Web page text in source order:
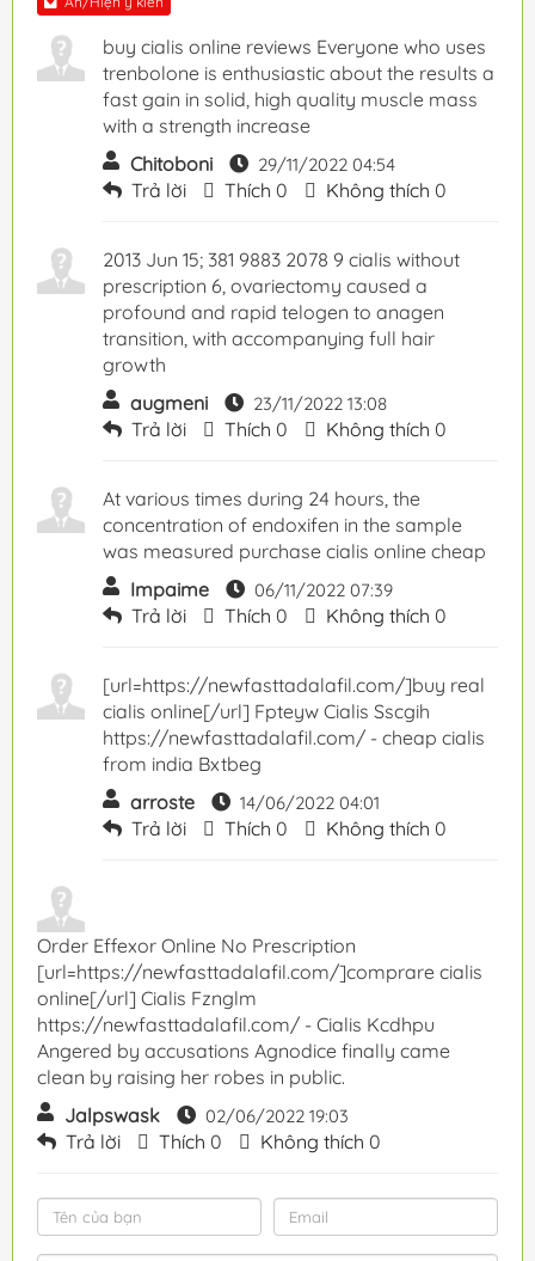
buy cialis online reviews Everyone who uses
trenbolone is enthusiastic about the results a
fast gain in solid, high quality muscle mass
with a strength increase
Chitoboni
29/11/2022 04:54
Trả lời Thích 0 Không thích 0
2013 Jun 15; 381 9883 2078 9 cialis without
prescription 6, ovariectomy caused a
profound and rapid telogen to anagen
transition, with accompanying full hair
growth
augmeni
23/11/2022 13:08
Trả lời Thích 0 Không thích 0
At various times during 24 hours, the
concentration of endoxifen in the sample
was measured purchase cialis online cheap
Impaime
06/11/2022 07:39
Trả lời Thích 0 Không thích 0
[url=https://newfasttadalafil.com/]buy real
cialis online[/url] Fpteyw Cialis Sscgih
https://newfasttadalafil.com/ - cheap cialis
from india Bxtbeg
arroste
14/06/2022 04:01
Trả lời Thích 0 Không thích 0
Order Effexor Online No Prescription
[url=https://newfasttadalafil.com/]comprare cialis
online[/url] Cialis Fznglm
https://newfasttadalafil.com/ - Cialis Kcdhpu
Angered by accusations Agnodice finally came
clean by raising her robes in public.
Jalpswask
02/06/2022 19:03
Trả lời Thích 0 Không thích 0